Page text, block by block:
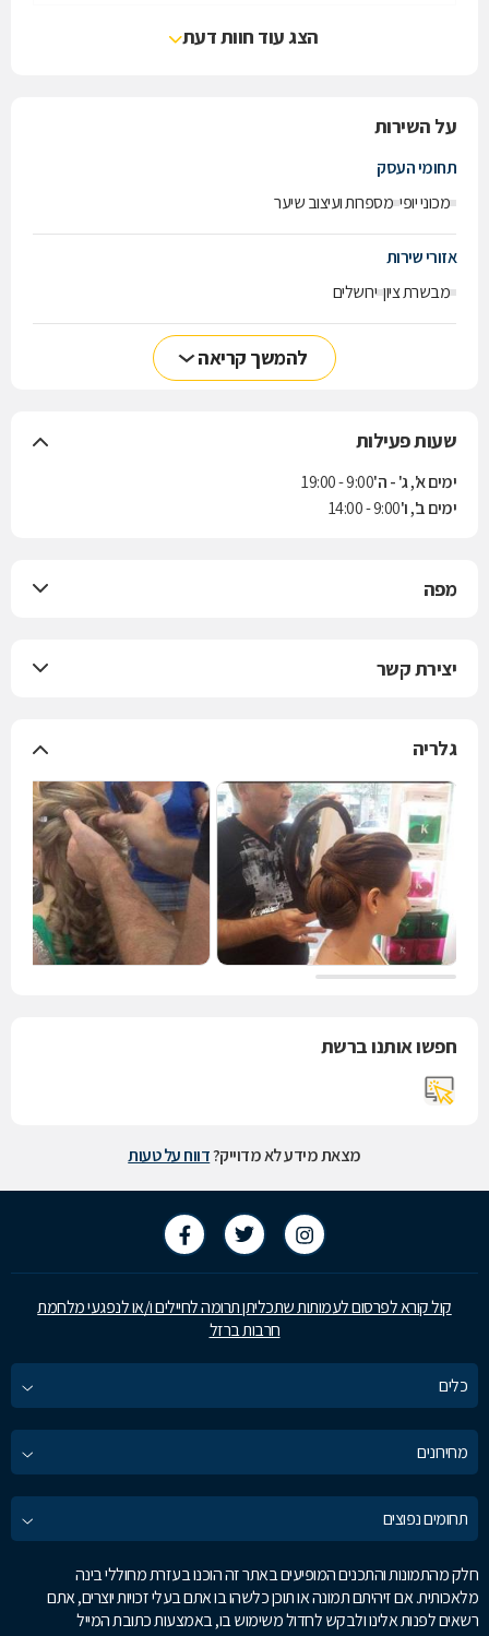
הצג עוד חוות דעת
על השירות
תחומי העסק
מכוני יופי מספרות ועיצוב שיער
אזורי שירות
מבשרת ציון ירושלים
להמשך קריאה
שעות פעילות
ימים א', ג' - ה'9:00 - 19:00
ימים ב', ו'9:00 - 14:00
מפה
יצירת קשר
גלריה
חפשו אותנו ברשת
מצאת מידע לא מדוייק?דווח על טעות
קול קורא לפרסום לעמותות שתכליתן תרומה לחיילים ו/או לנפגעי מלחמת
חרבות ברזל
כלים
מחירונים
תחומים נפוצים
חלק מהתמונות והתכנים המופיעים באתר זה הוכנו בעזרת מחוללי בינה
מלאכותית. אם זיהיתם תמונה או תוכן כלשהו בו אתם בעלי זכויות יוצרים, אתם
רשאים לפנות אלינו ולבקש לחדול משימוש בו, באמצעות כתובת המייל